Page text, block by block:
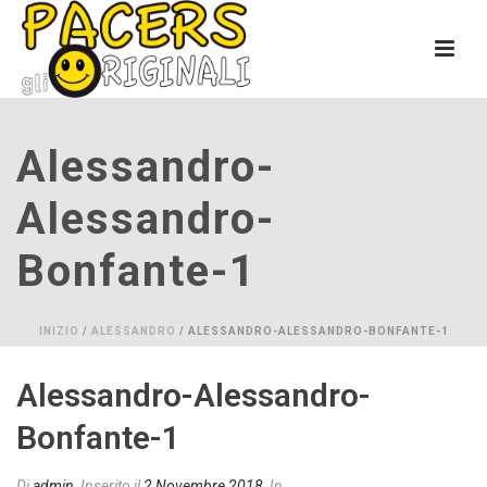
Alessandro-
Alessandro-
Bonfante-1
INIZIO / ALESSANDRO / ALESSANDRO-ALESSANDRO-BONFANTE-1
Alessandro-Alessandro-
Bonfante-1